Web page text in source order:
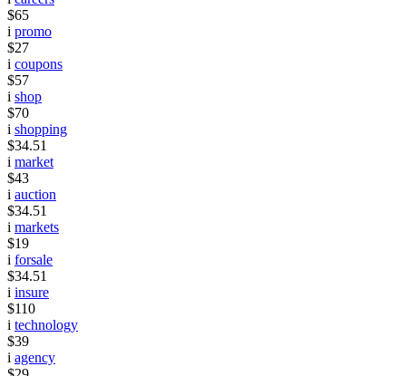
$65
i promo
$27
i coupons
$57
i shop
$70
i shopping
$34.51
i market
$43
i auction
$34.51
i markets
$19
i forsale
$34.51
i insure
$110
i technology
$39
i agency